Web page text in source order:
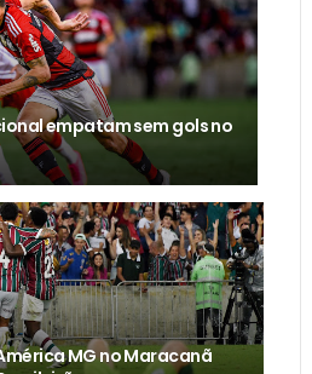
empatam sem gols no
MG no Maracanã